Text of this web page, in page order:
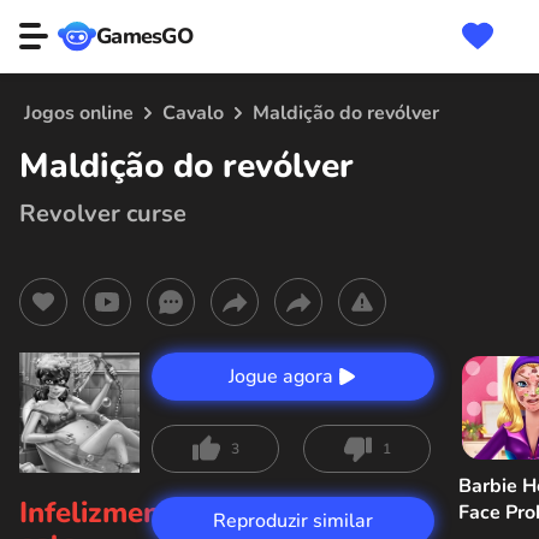
GamesGO
Jogos online Cavalo Maldição do revólver
Maldição do revólver
Revolver curse
Jogue agora
3 1
Infelizmente,
Reproduzir similar
Barbie
Face